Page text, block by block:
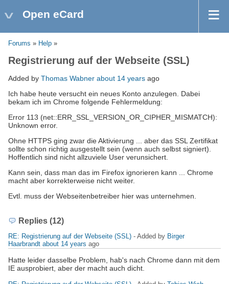
Open eCard
Forums » Help »
Registrierung auf der Webseite (SSL)
Added by Thomas Wabner about 14 years ago
Ich habe heute versucht ein neues Konto anzulegen. Dabei
bekam ich im Chrome folgende Fehlermeldung:
Error 113 (net::ERR_SSL_VERSION_OR_CIPHER_MISMATCH):
Unknown error.
Ohne HTTPS ging zwar die Aktivierung ... aber das SSL Zertifikat
sollte schon richtig ausgestellt sein (wenn auch selbst signiert).
Hoffentlich sind nicht allzuviele User verunsichert.
Kann sein, dass man das im Firefox ignorieren kann ... Chrome
macht aber korrekterweise nicht weiter.
Evtl. muss der Webseitenbetreiber hier was unternehmen.
Replies (12)
RE: Registrierung auf der Webseite (SSL) - Added by Birger
Haarbrandt about 14 years ago
Hatte leider dasselbe Problem, hab's nach Chrome dann mit dem
IE ausprobiert, aber der macht auch dicht.